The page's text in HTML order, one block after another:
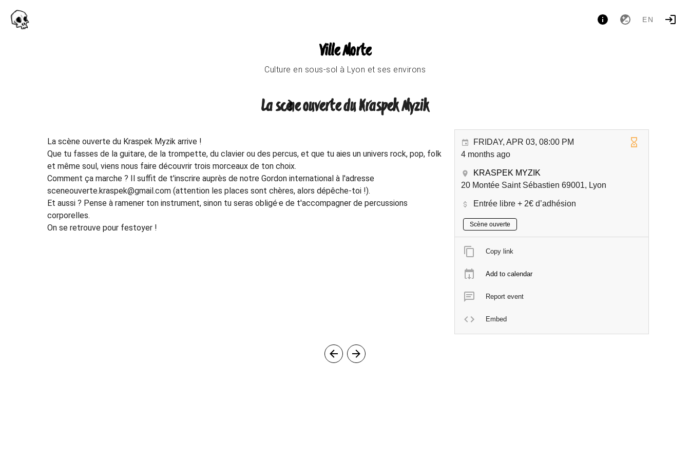
EN
Ville Morte
Culture en sous-sol à Lyon et ses environs
La scène ouverte du Kraspek Myzik
La scène ouverte du Kraspek Myzik arrive !
Que tu fasses de la guitare, de la trompette, du clavier ou des percus, et que tu aies un univers rock, pop, folk
et même soul, viens nous faire découvrir trois morceaux de ton choix.
Comment ça marche ? Il suffit de t'inscrire auprès de notre Gordon international à l'adresse
sceneouverte.kraspek@gmail.com (attention les places sont chères, alors dépêche-toi !).
Et aussi ? Pense à ramener ton instrument, sinon tu seras obligé·e de t'accompagner de percussions
corporelles.
On se retrouve pour festoyer !
FRIDAY, APR 03, 08:00 PM
4 months ago
KRASPEK MYZIK
20 Montée Saint Sébastien 69001, Lyon
Entrée libre + 2€ d’adhésion
Scène ouverte
Copy link
Add to calendar
Report event
Embed